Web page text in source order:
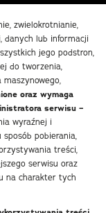
zwielokrotnianie,
danych lub informacji
jego podstron,
do tworzenia,
oraz wymaga
serwisu –
wyraźnej i
pobierania,
treści,
serwisu oraz
na charakter tych